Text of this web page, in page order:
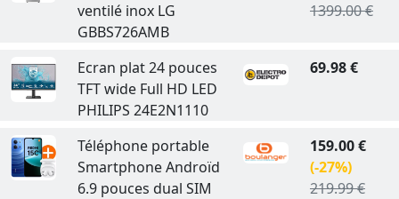
ventilé inox LG
GBBS726AMB
1399.00 €
Ecran plat 24 pouces
TFT wide Full HD LED
PHILIPS 24E2N1110
69.98 €
Téléphone portable
Smartphone Androïd
6.9 pouces dual SIM
159.00 €
(-27%)
219.99 €